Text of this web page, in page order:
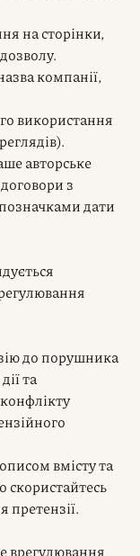
на сторінки,
компанії,
використання
авторське
з
дати
до порушника
та
вмісту та
скористайтесь
претензії.
врегулювання